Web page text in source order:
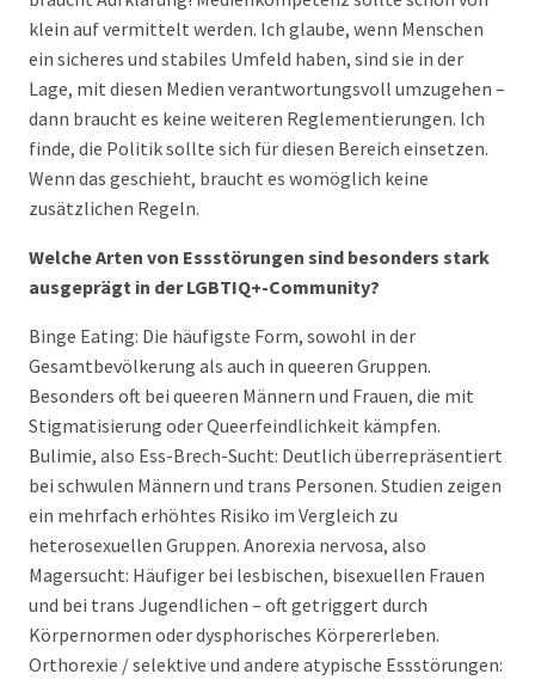
klein auf vermittelt werden. Ich glaube, wenn Menschen
ein sicheres und stabiles Umfeld haben, sind sie in der
Lage, mit diesen Medien verantwortungsvoll umzugehen –
dann braucht es keine weiteren Reglementierungen. Ich
finde, die Politik sollte sich für diesen Bereich einsetzen.
Wenn das geschieht, braucht es womöglich keine
zusätzlichen Regeln.
Welche Arten von Essstörungen sind besonders stark
ausgeprägt in der LGBTIQ+-Community?
Binge Eating: Die häufigste Form, sowohl in der
Gesamtbevölkerung als auch in queeren Gruppen.
Besonders oft bei queeren Männern und Frauen, die mit
Stigmatisierung oder Queerfeindlichkeit kämpfen.
Bulimie, also Ess-Brech-Sucht: Deutlich überrepräsentiert
bei schwulen Männern und trans Personen. Studien zeigen
ein mehrfach erhöhtes Risiko im Vergleich zu
heterosexuellen Gruppen. Anorexia nervosa, also
Magersucht: Häufiger bei lesbischen, bisexuellen Frauen
und bei trans Jugendlichen – oft getriggert durch
Körpernormen oder dysphorisches Körpererleben.
Orthorexie / selektive und andere atypische Essstörungen: